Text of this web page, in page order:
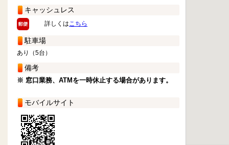
キャッシュレス
詳しくはこちら
駐車場
あり（5台）
備考
※ 窓口業務、ATMを一時休止する場合があります。
モバイルサイト